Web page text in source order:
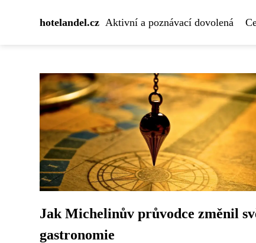
hotelandel.cz Aktivní a poznávací dovolená
Jak Michelinův průvodce změnil
gastronomie